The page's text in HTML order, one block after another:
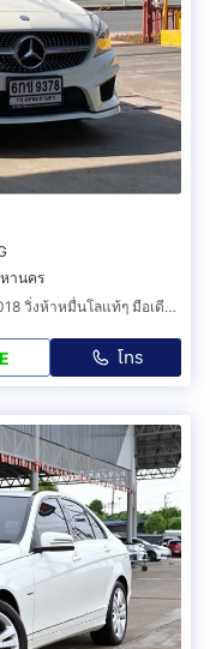
านคร
BENZ CLA250 Shooting Brake AMG Sport 2018 วิ่งห้าหมื่นโลแท้ๆ มือเดียวสภาพป้ายแดง
โทร